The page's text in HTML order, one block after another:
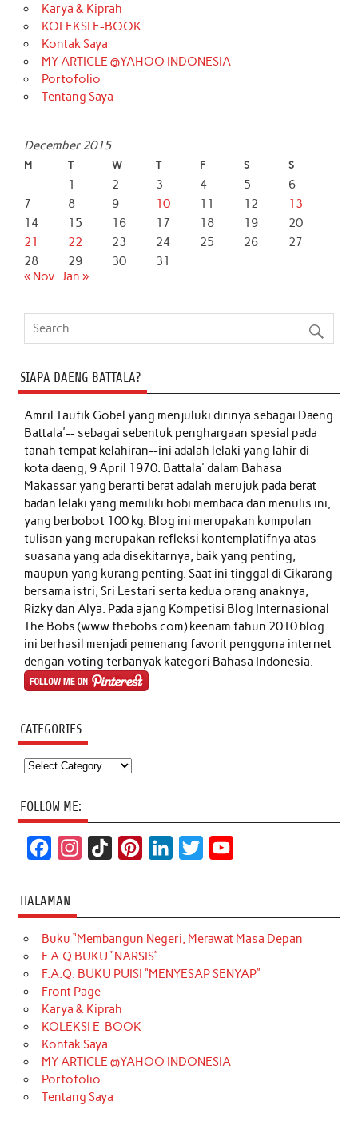
Karya & Kiprah
KOLEKSI E-BOOK
Kontak Saya
MY ARTICLE @YAHOO INDONESIA
Portofolio
Tentang Saya
December 2015
M T W T F S S
1 2 3 4 5
6
7
8 9 10 11 12
13
14
15 16 17 18 19
20
21
22 23 24 25 26
27
28
29 30
31
« Nov Jan »
SIAPA DAENG BATTALA?
Amril Taufik Gobelyang menjuluki dirinya sebagai Daeng
Battala'-- sebagai sebentuk penghargaan spesial pada
tanah tempat kelahiran--ini adalah lelaki yang lahir di
kota daeng, 9 April 1970. Battala' dalam Bahasa
Makassar yang berarti berat adalah merujuk pada berat
badan lelaki yang memiliki hobi membaca dan menulis ini,
yang berbobot 100 kg. Blog ini merupakan kumpulan
tulisan yang merupakan refleksi kontemplatifnya atas
suasana yang ada disekitarnya, baik yang penting,
maupun yang kurang penting. Saat ini tinggal di Cikarang
bersama istri, Sri Lestari serta kedua orang anaknya,
Rizky dan Alya. Pada ajang Kompetisi Blog Internasional
The Bobs (www.thebobs.com) keenam tahun 2010 blog
ini berhasil menjadi pemenang favorit pengguna internet
dengan voting terbanyak kategori Bahasa Indonesia.
CATEGORIES
Categories
FOLLOW ME:
c
e
b
o
o
k
t
a
g
r
a
m
T
o
k
t
e
r
k
e
d
t
t
e
T
u
b
HALAMAN
Buku “Membangun Negeri, Merawat Masa Depan
F.A.Q BUKU “NARSIS”
F.A.Q. BUKU PUISI “MENYESAP SENYAP”
Front Page
Karya & Kiprah
KOLEKSI E-BOOK
Kontak Saya
MY ARTICLE @YAHOO INDONESIA
Portofolio
Tentang Saya